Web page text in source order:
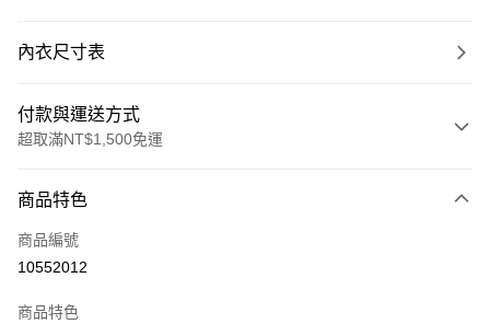
內衣尺寸表
付款與運送方式
超取滿NT$1,500免運
信用卡一次付款
超商取貨付款
商品特色
商品編號
10552012
商品特色